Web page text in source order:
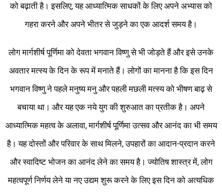
को बढ़ाती है। इसलिए, यह आध्यात्मिक साधकों के लिए अपने अभ्यास को
गहरा करने और अपने भीतर से जुड़ने का एक आदर्श समय है।
लोग मार्गशीर्ष पूर्णिमा को देवता भगवान विष्णु से भी जोड़ते हैं और इसे उनके
अवतार मत्स्य के दिन के रूप में मनाते हैं। लोगों का मानना ​​है कि इस दिन
भगवान विष्णु ने पहले मनुष्य मनु और पहली मछली मत्स्य को भीषण बाढ़ से
बचाया था। और यह एक नये युग की शुरुआत का प्रतीक है। अपने
आध्यात्मिक महत्व के अलावा, मार्गशीर्ष पूर्णिमा उत्सव और आनंद का भी समय
है। यह दोस्तों और परिवार के साथ मिलने, उपहारों का आदान-प्रदान करने
और स्वादिष्ट भोजन का आनंद लेने का समय है। ज्योतिष शास्त्र में, लोग
महत्वपूर्ण निर्णय लेने या नए उद्यम शुरू करने के लिए इस दिन को अत्यधिक